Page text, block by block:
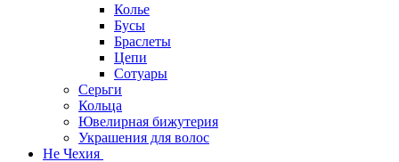
Колье
Бусы
Браслеты
Цепи
Сотуары
Серьги
Кольца
Ювелирная бижутерия
Украшения для волос
Не Чехия